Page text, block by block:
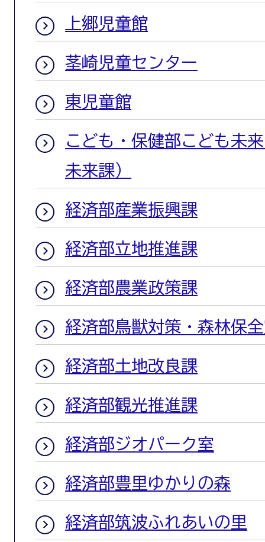
上郷児童館
茎崎児童センター
東児童館
こども・保健部こども未
未来課）
経済部産業振興課
経済部立地推進課
経済部農業政策課
経済部鳥獣対策・森林保
経済部土地改良課
経済部観光推進課
経済部ジオパーク室
経済部豊里ゆかりの森
経済部筑波ふれあいの里